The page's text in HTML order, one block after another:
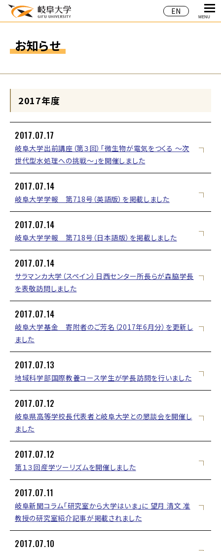
EN
MENU
お知らせ
2017年度
2017.07.17
岐阜大学出前講座（第３回）「微生物が電気をつくる ～次
世代型水処理への挑戦～」を開催しました
2017.07.14
岐阜大学学報 第718号（英語版）を掲載しました
2017.07.14
岐阜大学学報 第718号（日本語版）を掲載しました
2017.07.14
サラマンカ大学（スペイン）日西センター所長らが森脇学長
を表敬訪問しました
2017.07.14
岐阜大学基金 寄附者のご芳名（2017年6月分）を更新し
ました
2017.07.13
地域科学部国際教養コース学生が学長訪問を行いました
2017.07.12
岐阜県高等学校長代表者と岐阜大学との懇談会を開催し
ました
2017.07.12
第１３回産学ツーリズムを開催しました
2017.07.11
岐阜新聞コラム「研究室から大学はいま」に 望月 清文 准
教授の研究室紹介記事が掲載されました
2017.07.10